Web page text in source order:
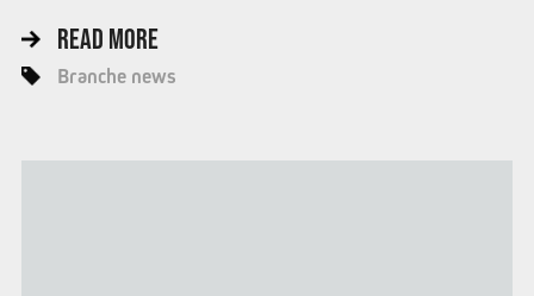
READ MORE
Branche news